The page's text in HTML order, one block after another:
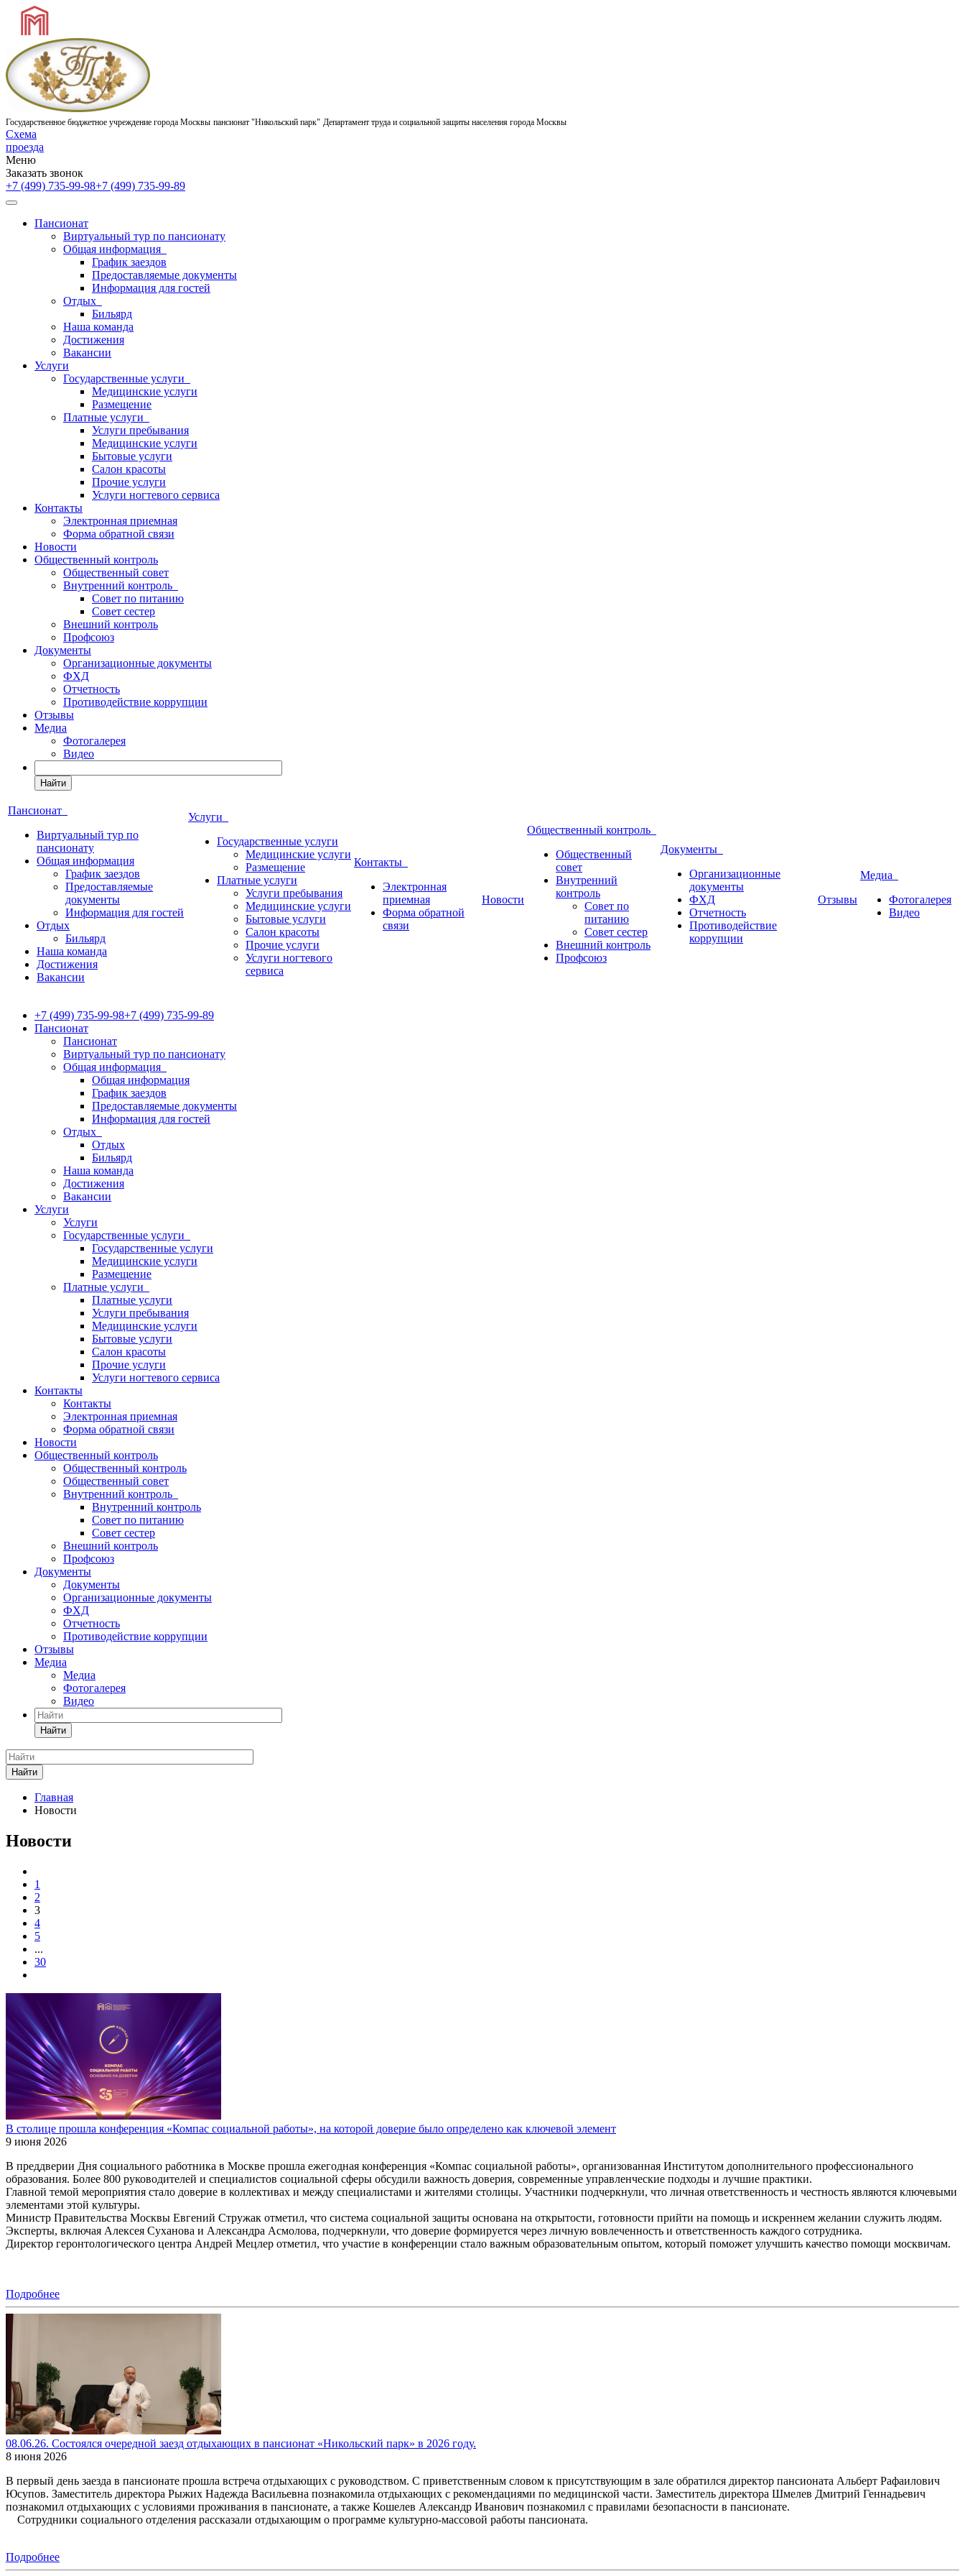
Государственное бюджетное учреждение города Москвы пансионат "Никольский парк" Департамент труда и социальной защиты населения города Москвы
Схема
проезда
Меню
Заказать звонок
+7 (499) 735-99-98+7 (499) 735-99-89
Пансионат
Виртуальный тур по пансионату
Общая информация
График заездов
Предоставляемые документы
Информация для гостей
Отдых
Бильярд
Наша команда
Достижения
Вакансии
Услуги
Государственные услуги
Медицинские услуги
Размещение
Платные услуги
Услуги пребывания
Медицинские услуги
Бытовые услуги
Салон красоты
Прочие услуги
Услуги ногтевого сервиса
Контакты
Электронная приемная
Форма обратной связи
Новости
Общественный контроль
Общественный совет
Внутренний контроль
Совет по питанию
Совет сестер
Внешний контроль
Профсоюз
Документы
Организационные документы
ФХД
Отчетность
Противодействие коррупции
Отзывы
Медиа
Фотогалерея
Видео
Найти
Пансионат
Виртуальный тур по
пансионату
Общая информация
График заездов
Предоставляемые
документы
Информация для гостей
Отдых
Бильярд
Наша команда
Достижения
Вакансии
Услуги
Государственные услуги
Медицинские услуги
Размещение
Платные услуги
Услуги пребывания
Медицинские услуги
Бытовые услуги
Салон красоты
Прочие услуги
Услуги ногтевого
сервиса
Контакты
Электронная
приемная
Форма обратной
связи
Новости
Общественный контроль
Общественный
совет
Внутренний
контроль
Совет по
питанию
Совет сестер
Внешний контроль
Профсоюз
Документы
Организационные
документы
ФХД
Отчетность
Противодействие
коррупции
Отзывы
Медиа
Фотогалерея
Видео
+7 (499) 735-99-98+7 (499) 735-99-89
Пансионат
Пансионат
Виртуальный тур по пансионату
Общая информация
Общая информация
График заездов
Предоставляемые документы
Информация для гостей
Отдых
Отдых
Бильярд
Наша команда
Достижения
Вакансии
Услуги
Услуги
Государственные услуги
Государственные услуги
Медицинские услуги
Размещение
Платные услуги
Платные услуги
Услуги пребывания
Медицинские услуги
Бытовые услуги
Салон красоты
Прочие услуги
Услуги ногтевого сервиса
Контакты
Контакты
Электронная приемная
Форма обратной связи
Новости
Общественный контроль
Общественный контроль
Общественный совет
Внутренний контроль
Внутренний контроль
Совет по питанию
Совет сестер
Внешний контроль
Профсоюз
Документы
Документы
Организационные документы
ФХД
Отчетность
Противодействие коррупции
Отзывы
Медиа
Медиа
Фотогалерея
Видео
Найти
Найти
Главная
Новости
Новости
1
2
3
4
5
...
30
В столице прошла конференция «Компас социальной работы», на которой доверие было определено как ключевой элемент
9 июня 2026
В преддверии Дня социального работника в Москве прошла ежегодная конференция «Компас социальной работы», организованная Институтом дополнительного профессионального
образования. Более 800 руководителей и специалистов социальной сферы обсудили важность доверия, современные управленческие подходы и лучшие практики.
Главной темой мероприятия стало доверие в коллективах и между специалистами и жителями столицы. Участники подчеркнули, что личная ответственность и честность являются ключевыми
элементами этой культуры.
Министр Правительства Москвы Евгений Стружак отметил, что система социальной защиты основана на открытости, готовности прийти на помощь и искреннем желании служить людям.
Эксперты, включая Алексея Суханова и Александра Асмолова, подчеркнули, что доверие формируется через личную вовлеченность и ответственность каждого сотрудника.
Директор геронтологического центра Андрей Мецлер отметил, что участие в конференции стало важным образовательным опытом, который поможет улучшить качество помощи москвичам.
Подробнее
08.06.26. Состоялся очередной заезд отдыхающих в пансионат «Никольский парк» в 2026 году.
8 июня 2026
В первый день заезда в пансионате прошла встреча отдыхающих с руководством. С приветственным словом к присутствующим в зале обратился директор пансионата Альберт Рафаилович
Юсупов. Заместитель директора Рыжих Надежда Васильевна познакомила отдыхающих с рекомендациями по медицинской части. Заместитель директора Шмелев Дмитрий Геннадьевич
познакомил отдыхающих с условиями проживания в пансионате, а также Кошелев Александр Иванович познакомил с правилами безопасности в пансионате.
Сотрудники социального отделения рассказали отдыхающим о программе культурно-массовой работы пансионата.
Подробнее